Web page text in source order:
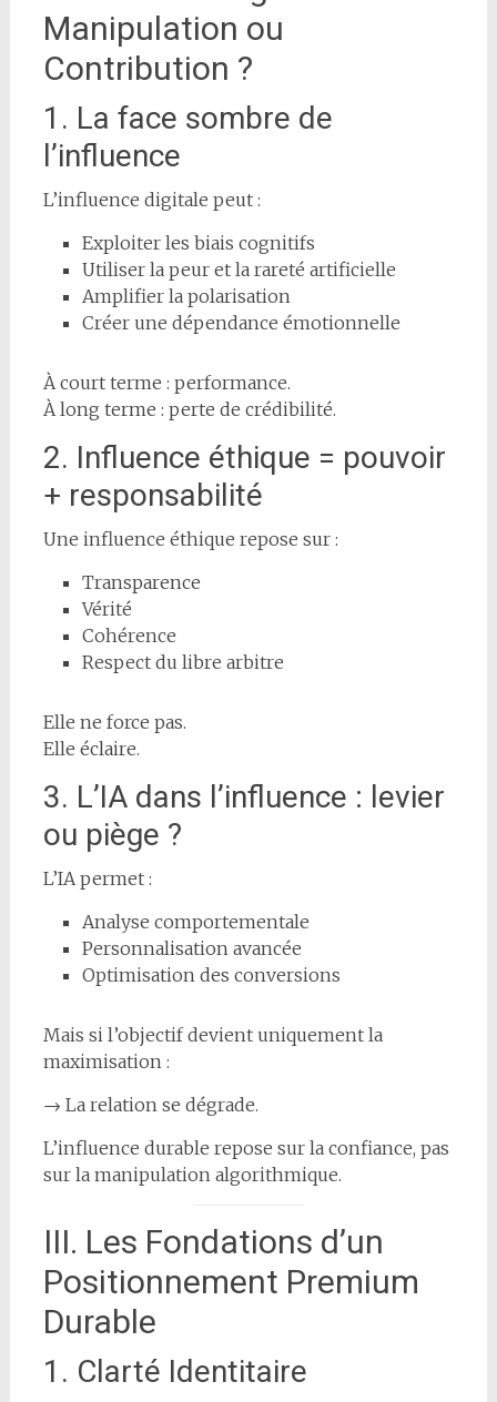
Manipulation ou
Contribution ?
1. La face sombre de
l’influence
L’influence digitale peut :
Exploiter les biais cognitifs
Utiliser la peur et la rareté artificielle
Amplifier la polarisation
Créer une dépendance émotionnelle
À court terme : performance.
À long terme : perte de crédibilité.
2. Influence éthique = pouvoir
+ responsabilité
Une influence éthique repose sur :
Transparence
Vérité
Cohérence
Respect du libre arbitre
Elle ne force pas.
Elle éclaire.
3. L’IA dans l’influence : levier
ou piège ?
L’IA permet :
Analyse comportementale
Personnalisation avancée
Optimisation des conversions
Mais si l’objectif devient uniquement la
maximisation :
→ La relation se dégrade.
L’influence durable repose sur la confiance, pas
sur la manipulation algorithmique.
III. Les Fondations d’un
Positionnement Premium
Durable
1. Clarté Identitaire